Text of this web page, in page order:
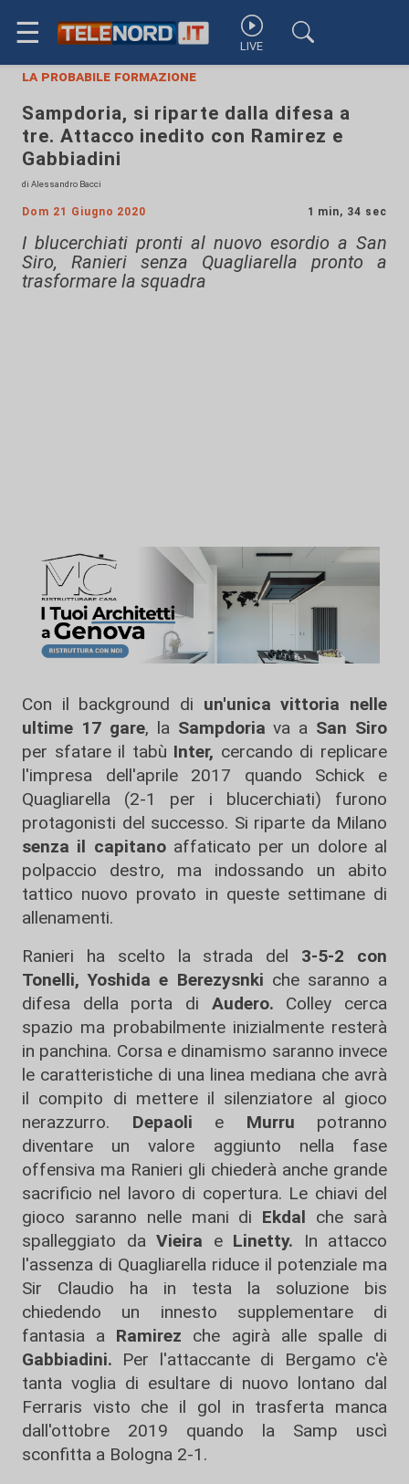
☰ LIVE
la probabile formazione
Sampdoria, si riparte dalla difesa a
tre. Attacco inedito con Ramirez e
Gabbiadini
di Alessandro Bacci
Dom 21 Giugno 2020 1 min, 34 sec
I blucerchiati pronti al nuovo esordio a San
Siro, Ranieri senza Quagliarella pronto a
trasformare la squadra
Con il background di un'unica vittoria nelle
ultime 17 gare, la Sampdoria va a San Siro
per sfatare il tabù Inter, cercando di replicare
l'impresa dell'aprile 2017 quando Schick e
Quagliarella (2-1 per i blucerchiati) furono
protagonisti del successo. Si riparte da Milano
senza il capitanoaffaticato per un dolore al
polpaccio destro, ma indossando un abito
tattico nuovo provato in queste settimane di
allenamenti.
Ranieri ha scelto la strada del 3-5-2 con
Tonelli, Yoshida e Berezysnki che saranno a
difesa della porta di Audero. Colley cerca
spazio ma probabilmente inizialmente resterà
in panchina. Corsa e dinamismo saranno invece
le caratteristiche di una linea mediana che avrà
il compito di mettere il silenziatore al gioco
nerazzurro. Depaoli e Murru potranno
diventare un valore aggiunto nella fase
offensiva ma Ranieri gli chiederà anche grande
sacrificio nel lavoro di copertura. Le chiavi del
gioco saranno nelle mani di Ekdal che sarà
spalleggiato da Vieira e Linetty. In attacco
l'assenza di Quagliarella riduce il potenziale ma
Sir Claudio ha in testa la soluzione bis
chiedendo un innesto supplementare di
fantasia a Ramirez che agirà alle spalle di
Gabbiadini. Per l'attaccante di Bergamo c'è
tanta voglia di esultare di nuovo lontano dal
Ferraris visto che il gol in trasferta manca
dall'ottobre 2019 quando la Samp uscì
sconfitta a Bologna 2-1.